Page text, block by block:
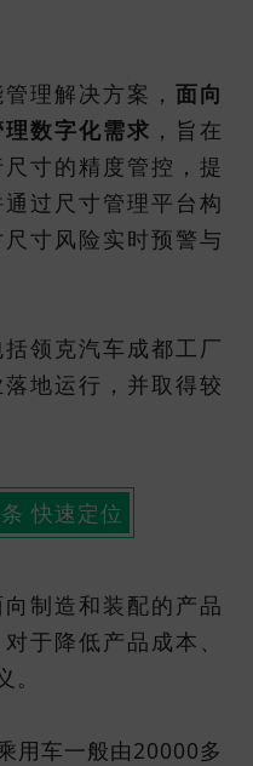
理解决方案， 面向
数字化需求 ，旨在
寸的精度管控，提
过尺寸管理平台构
寸风险实时预警与
领克汽车成都工厂
地运行，并取得较
快速定位
制造和装配的产品
于降低产品成本、
用车一般由20000多